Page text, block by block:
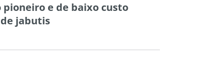
pioneiro e de baixo custo
jabutis